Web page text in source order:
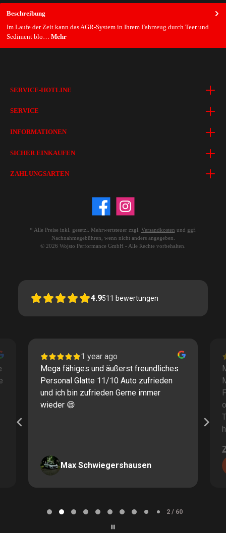
Beschreibung
Im Laufe der Zeit kann das AGR-System in Ihrem Fahrzeug durch Teer und
Sediment blo… Mehr
SERVICE-HOTLINE
SERVICE
INFORMATIONEN
SICHER EINKAUFEN
ZAHLUNGSARTEN
* Alle Preise inkl. gesetzl. Mehrwertsteuer zzgl. Versandkosten und ggf.
Nachnahmegebühren, wenn nicht anders angegeben.
© 2026 Wojsto Performance GmbH - Alle Rechte vorbehalten.
4.9511 bewertungen
1 year ago
Mega fähiges und äußerst freundliches
Personal Glatte 11/10 Auto zufrieden
und ich bin zufrieden Gerne immer
wieder 😄
Max Schwiegershausen
2 / 60